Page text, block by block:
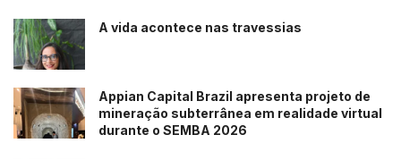
A vida acontece nas travessias
Appian Capital Brazil apresenta projeto de
mineração subterrânea em realidade virtual
durante o SEMBA 2026